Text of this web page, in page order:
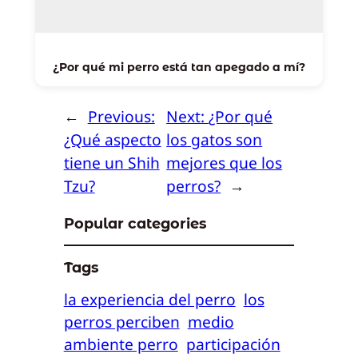
¿Por qué mi perro está tan apegado a mí?
← Previous:
¿Qué aspecto
tiene un Shih
Tzu?
Next:¿Por qué
los gatos son
mejores que los
perros? →
Popular categories
Tags
la experiencia del perro los
perros perciben medio
ambiente perro participación